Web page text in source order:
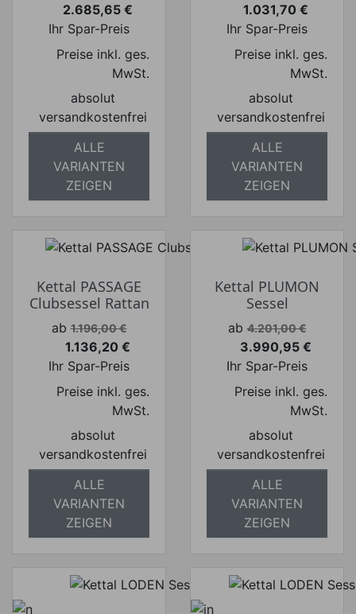
Preis
2.685,65 €
Ihr Spar-Preis
Preise inkl. ges.
MwSt.
absolut
versandkostenfrei
ALLE
VARIANTEN
ZEIGEN
Preis
1.031,70 €
Ihr Spar-Preis
Preise inkl. ges.
MwSt.
absolut
versandkostenfrei
ALLE
VARIANTEN
ZEIGEN
Kettal PASSAGE
Clubsessel Rattan
Verkaufspreis
ab 1.196,00 €
Preis
1.136,20 €
Ihr Spar-Preis
Preise inkl. ges.
MwSt.
absolut
versandkostenfrei
ALLE
VARIANTEN
ZEIGEN
Kettal PLUMON
Sessel
Verkaufspreis
ab 4.201,00 €
Preis
3.990,95 €
Ihr Spar-Preis
Preise inkl. ges.
MwSt.
absolut
versandkostenfrei
ALLE
VARIANTEN
ZEIGEN